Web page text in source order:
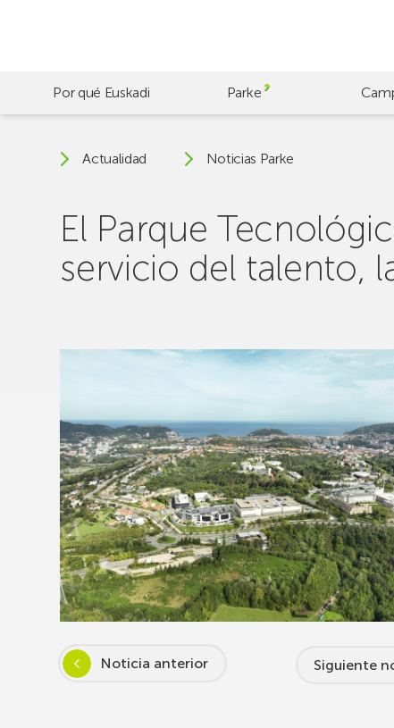
Por qué Euskadi Parke
Actualidad Noticias Parke
El Parque
servicio del talento,
Noticia anterior Siguiente